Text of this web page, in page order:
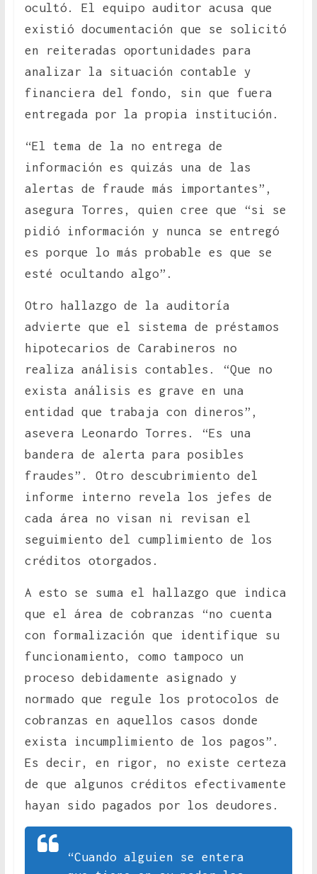
ocultó. El equipo auditor acusa que
existió documentación que se solicitó
en reiteradas oportunidades para
analizar la situación contable y
financiera del fondo, sin que fuera
entregada por la propia institución.
“El tema de la no entrega de
información es quizás una de las
alertas de fraude más importantes”,
asegura Torres, quien cree que “si se
pidió información y nunca se entregó
es porque lo más probable es que se
esté ocultando algo”.
Otro hallazgo de la auditoría
advierte que el sistema de préstamos
hipotecarios de Carabineros no
realiza análisis contables. “Que no
exista análisis es grave en una
entidad que trabaja con dineros”,
asevera Leonardo Torres. “Es una
bandera de alerta para posibles
fraudes”. Otro descubrimiento del
informe interno revela los jefes de
cada área no visan ni revisan el
seguimiento del cumplimiento de los
créditos otorgados.
A esto se suma el hallazgo que indica
que el área de cobranzas “no cuenta
con formalización que identifique su
funcionamiento, como tampoco un
proceso debidamente asignado y
normado que regule los protocolos de
cobranzas en aquellos casos donde
exista incumplimiento de los pagos”.
Es decir, en rigor, no existe certeza
de que algunos créditos efectivamente
hayan sido pagados por los deudores.
“Cuando alguien se entera